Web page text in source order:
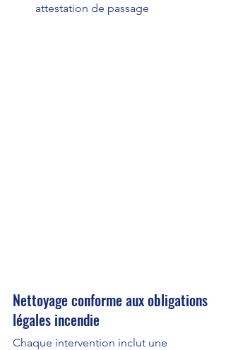
attestation de passage
Nettoyage conforme aux obligations
légales incendie
Chaque intervention inclut une